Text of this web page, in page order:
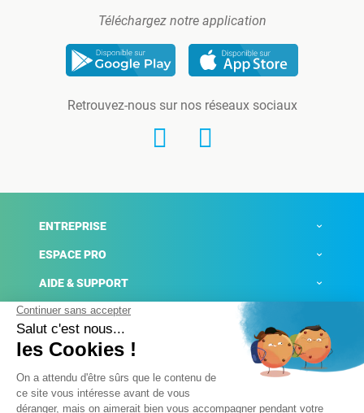
Téléchargez notre application
Retrouvez-nous sur nos réseaux sociaux
ENTREPRISE
ESPACE PRO
AIDE & SUPPORT
ACTUALITÉS
Mentions légales